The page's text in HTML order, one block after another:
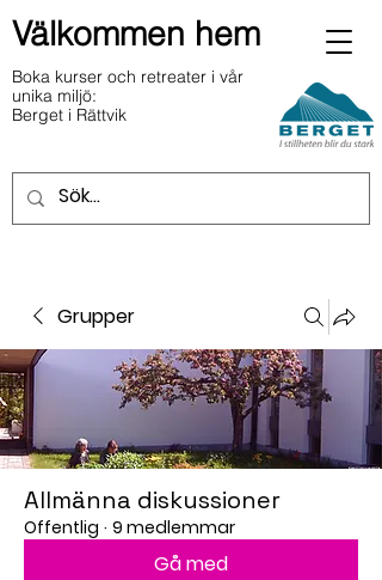
Välkommen hem
Boka kurser och retreater i vår
unika miljö:
Berget i Rättvik
Grupper
Allmänna diskussioner
Offentlig · 9 medlemmar
Gå med